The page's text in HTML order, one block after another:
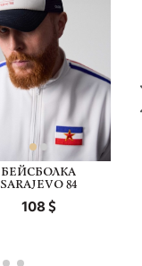
БЕЙСБОЛКА
SARAJEVO 84
108